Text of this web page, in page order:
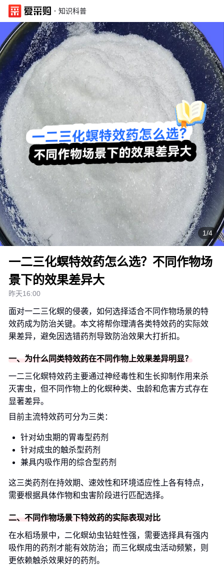
· 知识科普
1/4
一二三化螟特效药怎么选？不同作物场
景下的效果差异大
昨天16:00
面对一二三化螟的侵袭，如何选择适合不同作物场景的特
效药成为防治关键。本文将帮你理清各类特效药的实际效
果差异，避免因选错药剂导致防治效果大打折扣。
一、为什么同类特效药在不同作物上效果差异明显？
一二三化螟特效药主要通过神经毒性和生长抑制作用来杀
灭害虫，但不同作物上的化螟种类、虫龄和危害方式存在
显著差异。
目前主流特效药可分为三类：
针对幼虫期的胃毒型药剂
针对成虫的触杀型药剂
兼具内吸作用的综合型药剂
这三类药剂在持效期、速效性和环境适应性上各有特点，
需要根据具体作物和虫害阶段进行匹配选择。
二、不同作物场景下特效药的实际表现对比
在水稻场景中，二化螟幼虫钻蛀性强，需要选择具有强内
吸作用的药剂才能有效防治；而三化螟成虫活动频繁，则
更依赖触杀效果好的药剂。